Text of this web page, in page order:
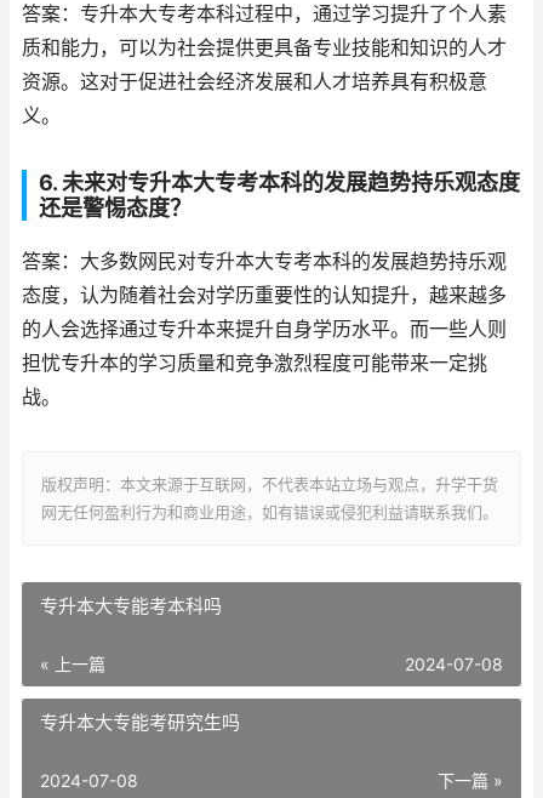
答案：专升本大专考本科过程中，通过学习提升了个人素
质和能力，可以为社会提供更具备专业技能和知识的人才
资源。这对于促进社会经济发展和人才培养具有积极意
义。
6. 未来对专升本大专考本科的发展趋势持乐观态度
还是警惕态度？
答案：大多数网民对专升本大专考本科的发展趋势持乐观
态度，认为随着社会对学历重要性的认知提升，越来越多
的人会选择通过专升本来提升自身学历水平。而一些人则
担忧专升本的学习质量和竞争激烈程度可能带来一定挑
战。
版权声明：本文来源于互联网，不代表本站立场与观点，升学干货
网无任何盈利行为和商业用途，如有错误或侵犯利益请联系我们。
专升本大专能考本科吗
« 上一篇 2024-07-08
专升本大专能考研究生吗
下一篇 »
2024-07-08